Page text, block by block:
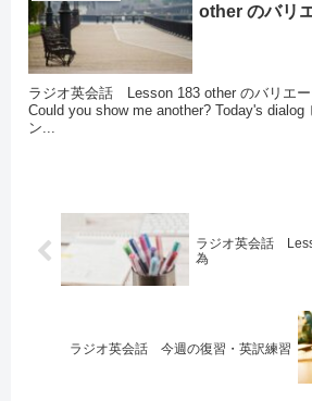
other のバリ
ラジオ英会話 Lesson 183 other のバリエ
Could you show me another? Today's dialog
ン...
ラジオ英会話
為
ラジオ英会話 今週の復習・英訳練習